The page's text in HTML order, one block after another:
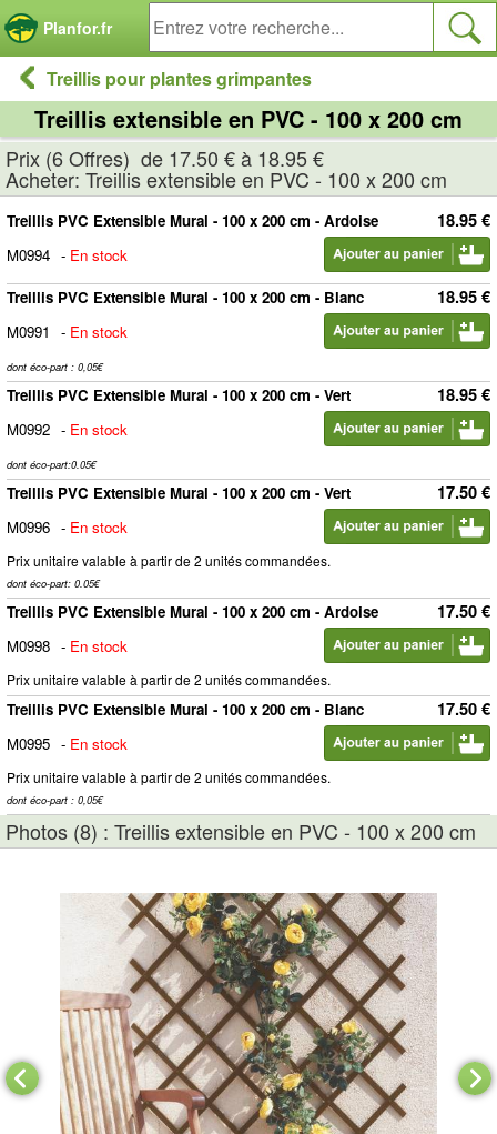
Planfor.fr
Treillis pour plantes grimpantes
Treillis extensible en PVC - 100 x 200 cm
Prix (6 Offres) de 17.50 € à 18.95 €
Acheter: Treillis extensible en PVC - 100 x 200 cm
18.95 €
Treillis PVC Extensible Mural - 100 x 200 cm - Ardoise
M0994 - En stock
18.95 €
Treillis PVC Extensible Mural - 100 x 200 cm - Blanc
M0991
- En stock
dont éco-part : 0,05€
18.95 €
Treillis PVC Extensible Mural - 100 x 200 cm - Vert
M0992 - En stock
dont éco-part:0.05€
17.50 €
Treillis PVC Extensible Mural - 100 x 200 cm - Vert
M0996 - En stock
Prix unitaire valable à partir de 2 unités commandées.
dont éco-part: 0.05€
17.50 €
Treillis PVC Extensible Mural - 100 x 200 cm - Ardoise
M0998 - En stock
Prix unitaire valable à partir de 2 unités commandées.
17.50 €
Treillis PVC Extensible Mural - 100 x 200 cm - Blanc
M0995 - En stock
Prix unitaire valable à partir de 2 unités commandées.
dont éco-part : 0,05€
Photos (8) : Treillis extensible en PVC - 100 x 200 cm
Panneau de gestion des cookies